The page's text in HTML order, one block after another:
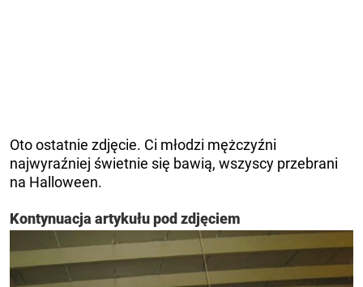
Oto ostatnie zdjęcie. Ci młodzi mężczyźni
najwyraźniej świetnie się bawią, wszyscy przebrani
na Halloween.
Kontynuacja artykułu pod zdjęciem